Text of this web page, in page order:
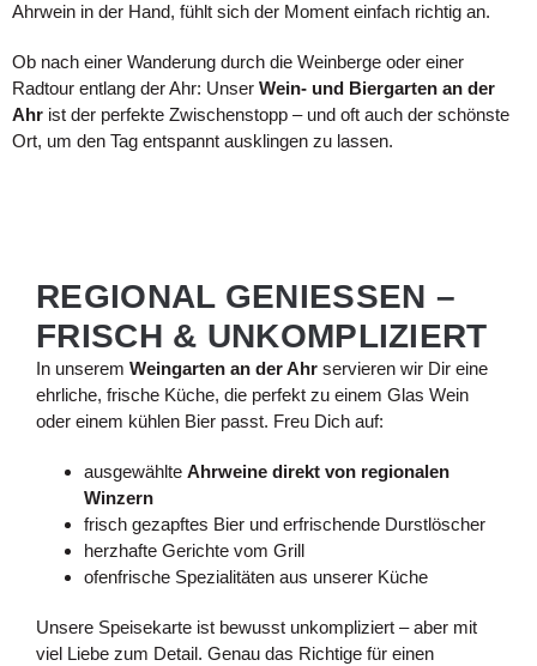
Ahrwein in der Hand, fühlt sich der Moment einfach richtig an.
Ob nach einer Wanderung durch die Weinberge oder einer
Radtour entlang der Ahr: Unser Wein- und Biergarten an der
Ahr ist der perfekte Zwischenstopp – und oft auch der schönste
Ort, um den Tag entspannt ausklingen zu lassen.
REGIONAL GENIESSEN – F
RISCH & UNKOMPLIZIERT
In unserem Weingarten an der Ahr servieren wir Dir eine
ehrliche, frische Küche, die perfekt zu einem Glas Wein
oder einem kühlen Bier passt. Freu Dich auf:
ausgewählte Ahrweine direkt von regionalen
Winzern
frisch gezapftes Bier und erfrischende Durstlöscher
herzhafte Gerichte vom Grill
ofenfrische Spezialitäten aus unserer Küche
Unsere Speisekarte ist bewusst unkompliziert – aber mit
viel Liebe zum Detail. Genau das Richtige für einen